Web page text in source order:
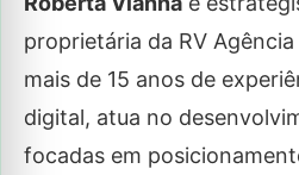
proprietária da RV
mais de 15 anos de
digital, atua no
focadas em